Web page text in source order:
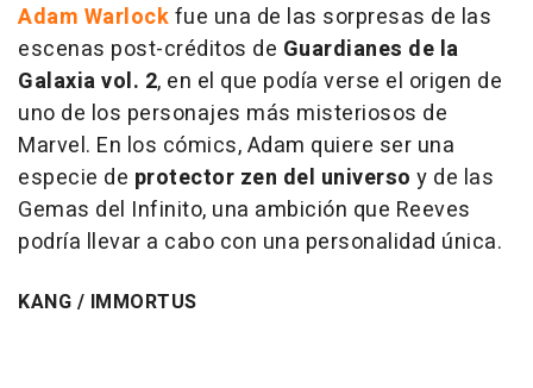
Adam Warlockfue una de las sorpresas de las
escenas post-créditos de Guardianes de la
Galaxia vol. 2, en el que podía verse el origen de
uno de los personajes más misteriosos de
Marvel. En los cómics, Adam quiere ser una
especie de protector zen del universo y de las
Gemas del Infinito, una ambición que Reeves
podría llevar a cabo con una personalidad única.
KANG / IMMORTUS